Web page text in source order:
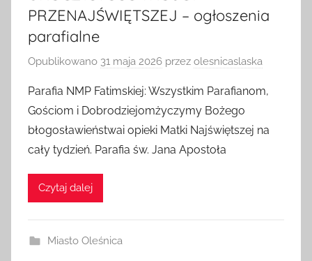
PRZENAJŚWIĘTSZEJ – ogłoszenia
parafialne
Opublikowano 31 maja 2026 przez olesnicaslaska
Parafia NMP Fatimskiej: Wszystkim Parafianom,
Gościom i Dobrodziejomżyczymy Bożego
błogosławieństwai opieki Matki Najświętszej na
cały tydzień. Parafia św. Jana Apostoła
Czytaj dalej
Miasto Oleśnica